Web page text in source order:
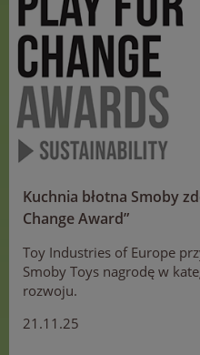
Kuchnia błotna Smoby
Change Award”
Toy Industries of Europe
Smoby Toys nagrodę w
rozwoju.
21.11.25